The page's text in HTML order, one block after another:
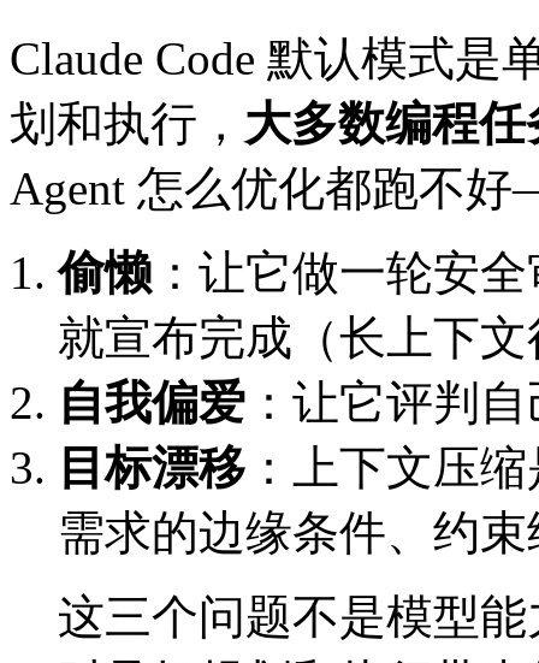
Claude Code 默认模式是
划和执行， 大多数编程
Agent 怎么优化都跑不
偷懒 ：让它做一轮安
就宣布完成（长上下
自我偏爱 ：让它评判
目标漂移 ：上下文压
需求的边缘条件、约
这三个问题不是模型